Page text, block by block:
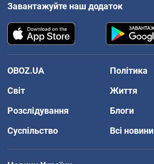
Завантажуйте наш додаток
OBOZ.UA
Політика
Світ
Життя
Розслідування
Блоги
Суспільство
Всі новини